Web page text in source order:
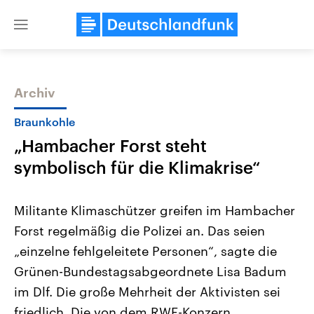
Close
Themen
Landtagswahl Sachsen-Anhalt
2026
Alle Informationen
Sachsen-Anhalt wählt am 6.
September 2026 einen neuen
Landtag. Seit 2021 wird das
Bundesland von einer Koalition aus
Aktuelle Beiträge,
Hintergründe
Wirtschaftlich und
gehören die Vereinigten
den mächtigsten Ländern
mit großem Einfluss auf
Archiv
Braunkohle
„Hambacher Forst steht
symbolisch für die Klimakrise“
Militante Klimaschützer greifen im Hambacher
Forst regelmäßig die Polizei an. Das seien
„einzelne fehlgeleitete Personen“, sagte die
Grünen-Bundestagsabgeordnete Lisa Badum
im Dlf. Die große Mehrheit der Aktivisten sei